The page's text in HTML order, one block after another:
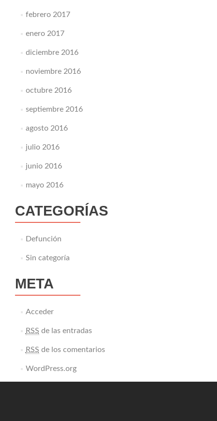
febrero 2017
enero 2017
diciembre 2016
noviembre 2016
octubre 2016
septiembre 2016
agosto 2016
julio 2016
junio 2016
mayo 2016
CATEGORÍAS
Defunción
Sin categoría
META
Acceder
RSS de las entradas
RSS de los comentarios
WordPress.org